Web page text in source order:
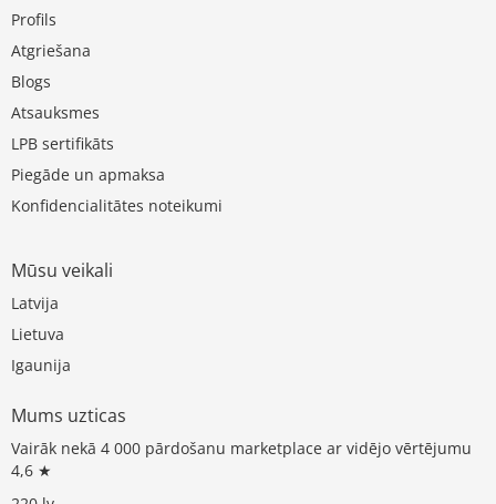
Profils
Atgriešana
Blogs
Atsauksmes
LPB sertifikāts
Piegāde un apmaksa
Konfidencialitātes noteikumi
Mūsu veikali
Latvija
Lietuva
Igaunija
Mums uzticas
Vairāk nekā 4 000 pārdošanu marketplace ar vidējo vērtējumu
4,6 ★